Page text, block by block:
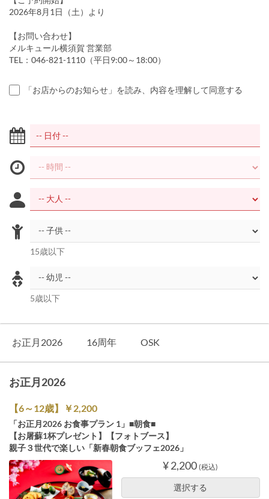
2026年8月1日（土）より
【お問い合わせ】
メルキュール横須賀 営業部
TEL：046-821-1110（平日9:00～18:00）
「お店からのお知らせ」を読み、内容を理解して同意する
15歳以下
5歳以下
お正月2026 16周年 OSK
お正月2026
【6～12歳】￥2,200
「お正月2026 お食事プラン 1」■朝食■
【お屠蘇1杯プレゼント】【フォトブース】
親子３世代で楽しい「新春朝食ブッフェ2026」
¥ 2,200 (税込)
選択する